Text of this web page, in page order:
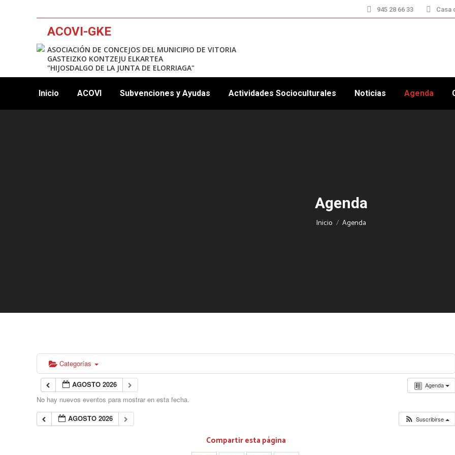
945 28 66 33 Casa
ACOVI-GKE
ASOCIACIÓN DE CONCEJOS DEL MUNICIPIO DE VITORIA
GASTEIZKO KONTZEJU ELKARTEA
"HIJOSDALGO DE LA JUNTA DE ELORRIAGA"
Inicio ACOVI Subvenciones y Ayudas Actividades Socioculturales Noticias Agenda
Agenda
Estás aquí:
Inicio Agenda
Categorías
Agenda
AGOSTO 2026
No hay nuevos eventos para mostrar en esta fecha.
AGOSTO 2026
Suscribirse
Compartir esta página